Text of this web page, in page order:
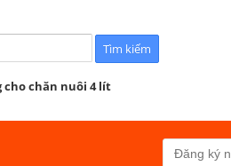
cho chăn nuôi 4 lít